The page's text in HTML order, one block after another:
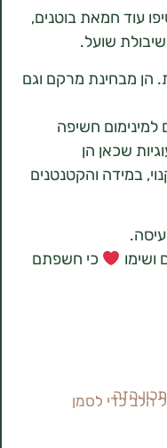
בוטנים,
מרקם וגם
חשיפה
הן
והקטנטנים
כי חשפתם
לסמן